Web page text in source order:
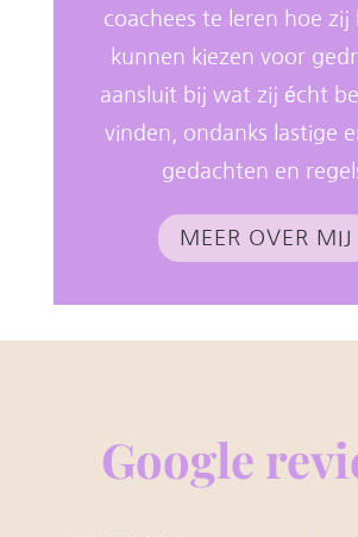
coachees te leren hoe zij
kunnen kiezen voor
aansluit bij wat zij écht
vinden, ondanks lastige
gedachten en
MEER OVER MIJ
Google